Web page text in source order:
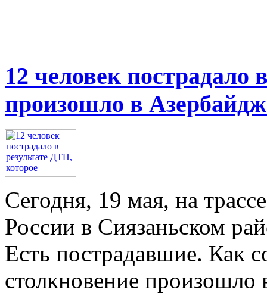
12 человек пострадало
произошло в
Сегодня, 19 мая, на
России в Сиязаньском
Есть пострадавшие. Как
столкновение произошло